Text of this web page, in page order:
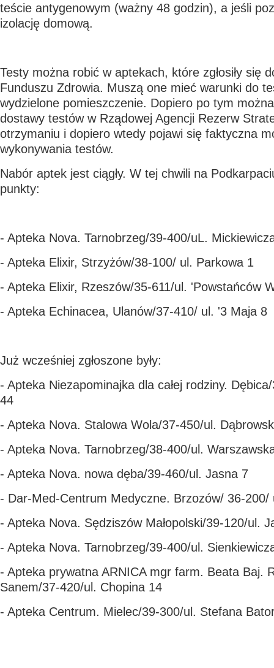
teście antygenowym (ważny 48 godzin), a jeśli
izolację domową.
Testy można robić w aptekach, które zgłosiły się
Funduszu Zdrowia. Muszą one mieć warunki do
wydzielone pomieszczenie. Dopiero po tym
dostawy testów w Rządowej Agencji Rezerw
otrzymaniu i dopiero wtedy pojawi się faktyczna
wykonywania testów.
Nabór aptek jest ciągły. W tej chwili na
punkty:
- Apteka Nova. Tarnobrzeg/39-400/uL.
- Apteka Elixir, Strzyżów/38-100/ ul. Parkowa 1
- Apteka Elixir, Rzeszów/35-611/ul. 'Powstańców
- Apteka Echinacea, Ulanów/37-410/ ul. '3 Maja 8
Już wcześniej zgłoszone były:
- Apteka Niezapominajka dla całej rodziny.
44
- Apteka Nova. Stalowa Wola/37-450/ul.
- Apteka Nova. Tarnobrzeg/38-400/ul.
- Apteka Nova. nowa dęba/39-460/ul. Jasna 7
- Dar-Med-Centrum Medyczne. Brzozów/ 36-200/
- Apteka Nova. Sędziszów Małopolski/39-120/ul.
- Apteka Nova. Tarnobrzeg/39-400/ul.
- Apteka prywatna ARNICA mgr farm. Beata Baj.
Sanem/37-420/ul. Chopina 14
- Apteka Centrum. Mielec/39-300/ul. Stefana